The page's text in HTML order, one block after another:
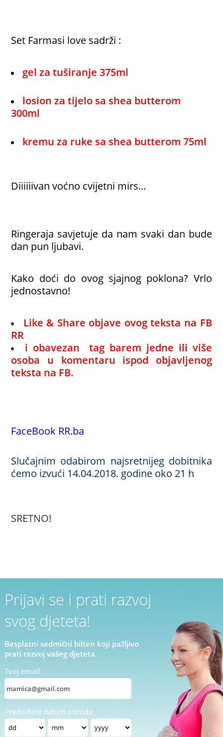
Set Farmasi love sadrži :
gel za tuširanje 375ml
losion za tijelo sa shea butterom
300ml
kremu za ruke sa shea butterom 75ml
Diiiiiivan voćno cvijetni mirs...
Ringeraja savjetuje da nam svaki dan bude
dan pun ljubavi.
Kako doći do ovog sjajnog poklona? Vrlo
jednostavno!
Like & Share objave ovog teksta na FB
RR
i obavezan tag barem jedne ili više
osoba u komentaru ispod objavljenog
teksta na FB.
FaceBook RR.ba
Slučajnim odabirom najsretnijeg dobitnika
ćemo izvući 14.04.2018. godine oko 21 h
SRETNO!
Prijavi se i prati razvoj
svog djeteta!
Besplatni sedmični bilten koji pažljivo
prati razvoj vašeg djeteta.
Tvoj email
Predviđeni datum poroda